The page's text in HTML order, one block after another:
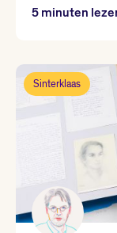
5 minuten
Sinterklaas